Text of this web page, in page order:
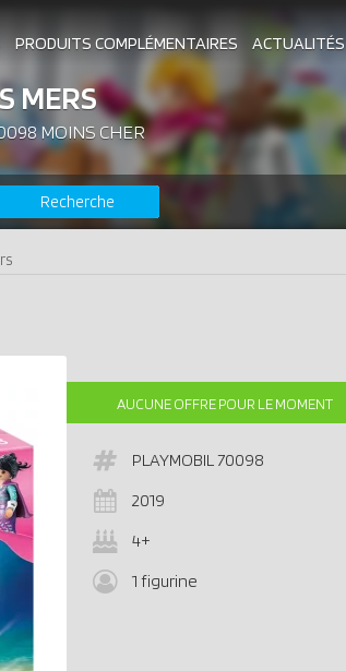
PRODUITS COMPLÉMENTAIRES ACTUALITÉS
PLAYMOBIL CATALOGUES PLAYMOBIL
PLUS CHERS DERNIERS PLAYMOBIL AJOUTÉS
MERS
MOINS CHER
Recherche
AUCUNE OFFRE POUR LE MOMENT
PLAYMOBIL70098
2019
4+
1 figurine